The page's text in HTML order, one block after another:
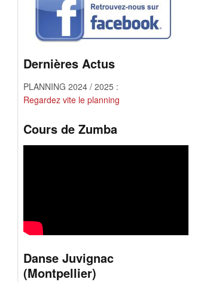
Dernières Actus
PLANNING 2024 / 2025 :
Regardez vite le planning
Cours de Zumba
Danse Juvignac
(Montpellier)